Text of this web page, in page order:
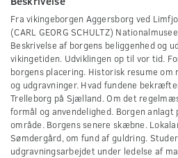
Fra vikingeborgen Aggersborg ved
(CARL GEORG SCHULTZ)
Beskrivelse af borgens beliggenhed og
vikingetiden. Udviklingen op til vor tid.
borgens placering. Historisk resume
og udgravninger. Hvad fundene
Trelleborg på Sjælland. Om det
formål og anvendelighed. Borgen anlagt
område. Borgens senere skæbne.
Sømdergård, om fund af guldring.
udgravningsarbejdet under ledelse af